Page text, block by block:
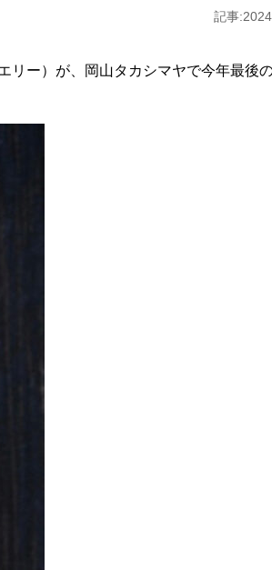
記事
リー）が、岡山タカシマヤで今年最後